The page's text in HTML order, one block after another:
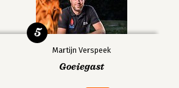
Martijn Verspeek
Goeiegast
5